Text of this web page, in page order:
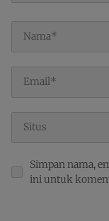
Simpan nama,
ini untuk